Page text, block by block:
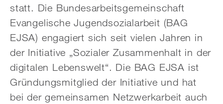
statt. Die Bundesarbeitsgemeinschaft
Evangelische Jugendsozialarbeit (BAG
EJSA) engagiert sich seit vielen Jahren in
der Initiative „Sozialer Zusammenhalt in der
digitalen Lebenswelt“. Die BAG EJSA ist
Gründungsmitglied der Initiative und hat
bei der gemeinsamen Netzwerkarbeit auch